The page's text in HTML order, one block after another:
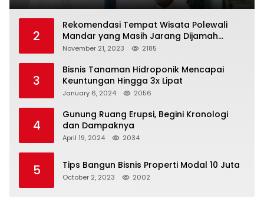
2
Rekomendasi Tempat Wisata Polewali
Mandar yang Masih Jarang Dijamah
Wisatawan
November 21, 2023 2185
3
Bisnis Tanaman Hidroponik Mencapai
Keuntungan Hingga 3x Lipat
January 6, 2024 2056
4
Gunung Ruang Erupsi, Begini Kronologi
dan Dampaknya
April 19, 2024 2034
5 Tips Bangun Bisnis Properti Modal 10 Juta
October 2, 2023 2002